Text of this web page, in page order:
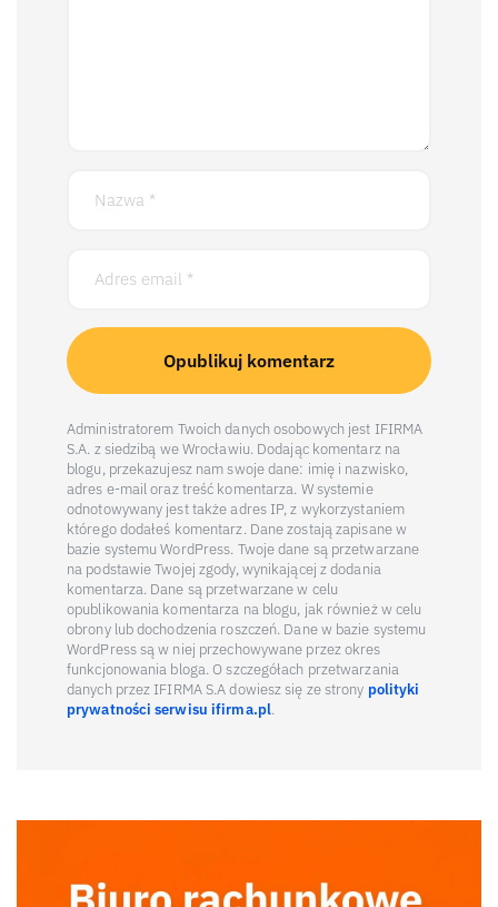
Administratorem Twoich danych osobowych jest IFIRMA
S.A. z siedzibą we Wrocławiu. Dodając komentarz na
blogu, przekazujesz nam swoje dane: imię i nazwisko,
adres e-mail oraz treść komentarza. W systemie
odnotowywany jest także adres IP, z wykorzystaniem
którego dodałeś komentarz. Dane zostają zapisane w
bazie systemu WordPress. Twoje dane są przetwarzane
na podstawie Twojej zgody, wynikającej z dodania
komentarza. Dane są przetwarzane w celu
opublikowania komentarza na blogu, jak również w celu
obrony lub dochodzenia roszczeń. Dane w bazie systemu
WordPress są w niej przechowywane przez okres
funkcjonowania bloga. O szczegółach przetwarzania
danych przez IFIRMA S.A dowiesz się ze strony polityki
prywatności serwisu ifirma.pl.